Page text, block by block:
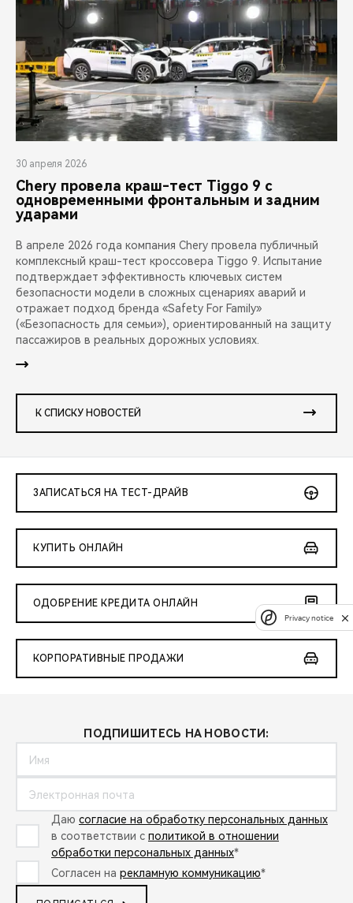
30 апреля 2026
Chery провела краш-тест Tiggo 9 с
одновременными фронтальным и задним
ударами
В апреле 2026 года компания Chery провела публичный
комплексный краш-тест кроссовера Tiggo 9. Испытание
подтверждает эффективность ключевых систем
безопасности модели в сложных сценариях аварий и
отражает подход бренда «Safety For Family»
(«Безопасность для семьи»), ориентированный на защиту
пассажиров в реальных дорожных условиях.
К СПИСКУ НОВОСТЕЙ
ЗАПИСАТЬСЯ НА ТЕСТ-ДРАЙВ
КУПИТЬ ОНЛАЙН
ОДОБРЕНИЕ КРЕДИТА ОНЛАЙН
КОРПОРАТИВНЫЕ ПРОДАЖИ
ПОДПИШИТЕСЬ НА НОВОСТИ:
Даю согласие на обработку персональных данных
в соответствии с политикой в отношении
обработки персональных данных*
Согласен на рекламную коммуникацию*
Privacy notice